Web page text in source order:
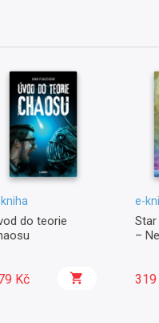
do teorie
Kč
e-
Star
–
319